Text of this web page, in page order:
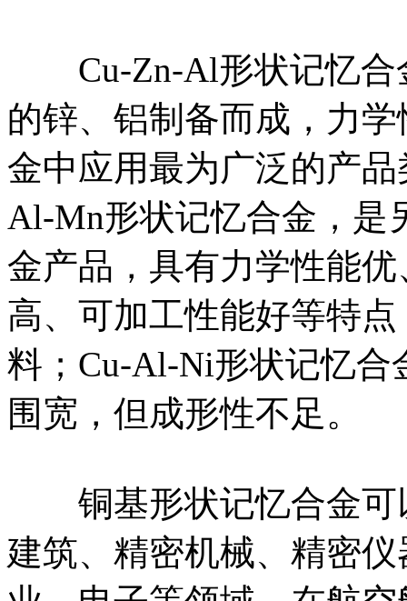
Cu-Zn-Al形状记忆合
的锌、铝制备而成，力
金中应用最为广泛的产
Al-Mn形状记忆合金，是
金产品，具有力学性能
高、可加工性能好等特
料；Cu-Al-Ni形状记忆合
围宽，但成形性不足。
铜基形状记忆合金可
建筑、精密机械、精密